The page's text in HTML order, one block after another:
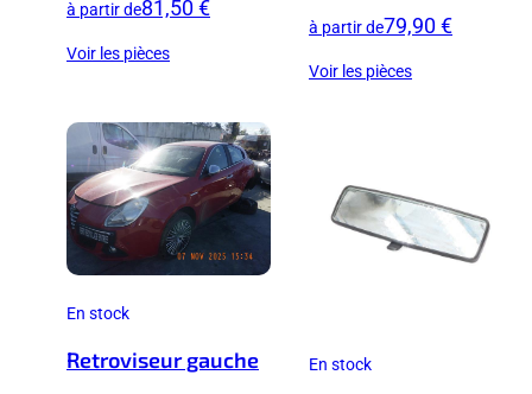
à partir de81,50 €
Voir les pièces
à partir de79,90 €
Voir les pièces
En stock
Retroviseur gauche En stock